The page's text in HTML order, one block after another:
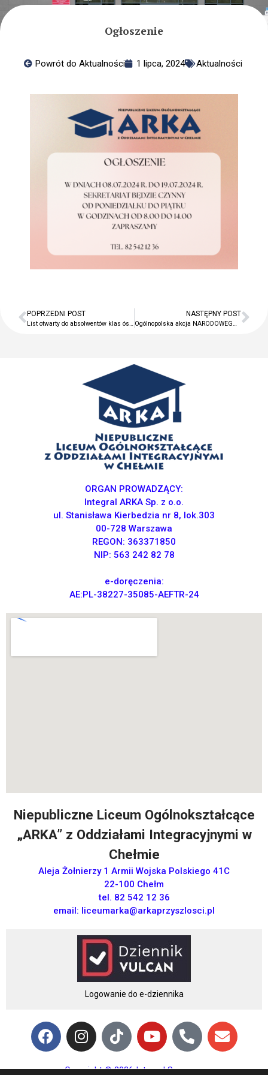
Rozwijanie kompetencji
RKMS
Nasze placówki
Informacje
Przydatne linki
Ochrona Danych Osobowych
Edukacja domowa
Integracja
O integracji
Rehabilitacja
Pedagog specjalny
Pomoc psychologiczno-
Ostatnie wpisy
Zakończenie roku szkolnego
Dzień Taty
Dzień Matki
Twój dzień w LO ARKA
Najnowsze
komentarze
Brak komentarzy do
Ogłoszenie
Powrót do Aktualności 1 lipca, 2024 Aktualności
POPRZEDNI POST
List otwarty do absolwentów klas ósmych szkół podstawowych
NASTĘPNY POST
Ogólnopolska akcja NARODOWEGO CZYTANIA pod Honorowym Patronatem Prezydenta RP
ORGAN PROWADZĄCY:
Integral ARKA Sp. z o.o.
ul. Stanisława Kierbedzia nr 8, lok.303
00-728 Warszawa
REGON: 363371850
NIP: 563 242 82 78
e-doręczenia:
AE:PL-38227-35085-AEFTR-24
Niepubliczne Liceum Ogólnokształcące
„ARKA” z Oddziałami Integracyjnymi w
Chełmie
Aleja Żołnierzy 1 Armii Wojska Polskiego 41C
22-100 Chełm
tel. 82 542 12 36
email: liceumarka@arkaprzyszlosci.pl
Logowanie do e-dziennika
Copyright © 2026 Integral Sp. z o.o.